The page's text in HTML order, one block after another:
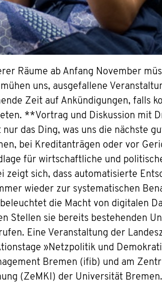
Räume ab Anfang November
uns, ausgefallene
Zeit auf Ankündigungen, falls
**Vortrag und Diskussion mit
das Ding, was uns die nächste
bei Kreditanträgen oder vor
für wirtschaftliche und
zeigt sich, dass automatisierte
wieder zur systematischen
die Macht von digitalen
Stellen sie bereits bestehenden
Eine Veranstaltung der
»Netzpolitik und
Bremen (ifib) und am
(ZeMKI) der Universität